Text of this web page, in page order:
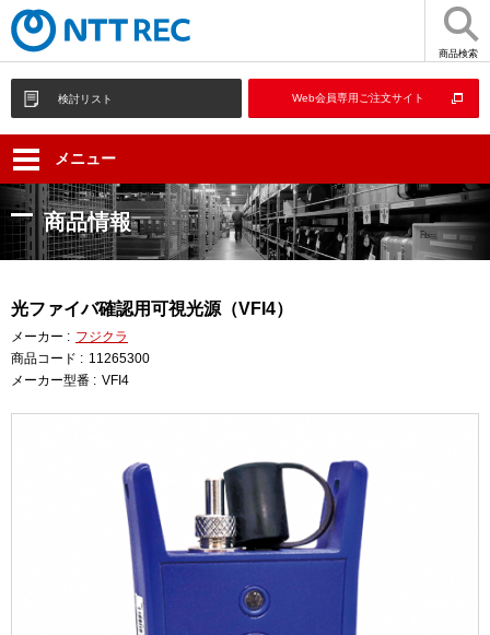
商品検索
検討リスト Web会員専用ご注文サイト
メニュー
商品情報
光ファイバ確認用可視光源（VFI4）
メーカー : フジクラ
商品コード : 11265300
メーカー型番 : VFI4